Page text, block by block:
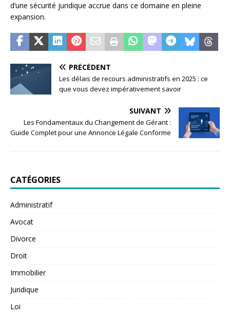
d’une sécurité juridique accrue dans ce domaine en pleine
expansion.
PRÉCÉDENT
Les délais de recours administratifs en 2025 : ce
que vous devez impérativement savoir
SUIVANT
Les Fondamentaux du Changement de Gérant :
Guide Complet pour une Annonce Légale Conforme
CATÉGORIES
Administratif
Avocat
Divorce
Droit
Immobilier
Juridique
Loi